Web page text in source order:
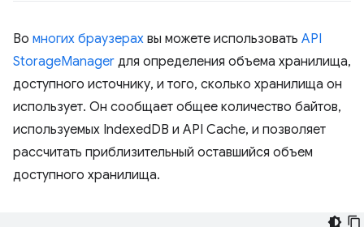
Во многих браузерах вы можете использовать API
StorageManager для определения объема хранилища,
доступного источнику, и того, сколько хранилища он
использует. Он сообщает общее количество байтов,
используемых IndexedDB и API Cache, и позволяет
рассчитать приблизительный оставшийся объем
доступного хранилища.